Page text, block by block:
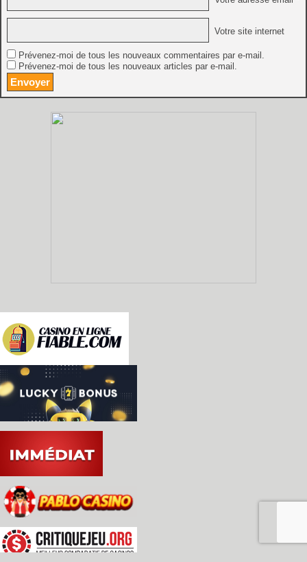
Votre site internet
Prévenez-moi de tous les nouveaux commentaires par e-mail.
Prévenez-moi de tous les nouveaux articles par e-mail.